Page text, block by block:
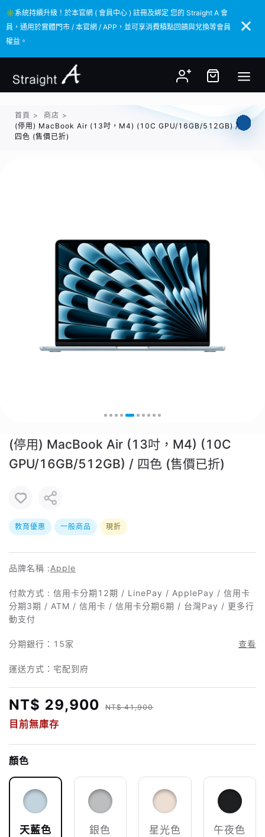
✳️系統持續升級！於本官網 ( 會員中心 ) 註冊及綁定 您的 Straight A 會
員，通用於實體門市 / 本官網 / APP，並可享消費積點回饋與兌換等會員
權益。
✳️系統持續升級！於本官網 ( 會員中心 ) 註冊及綁定 您的 Straight A 會
員，通用於實體門市 / 本官網 / APP，並可享消費積點回饋與兌換等會員
權益。
首頁 > 商店 >
(停用) MacBook Air (13吋，M4) (10C GPU/16GB/512GB) /
四色 (售價已折)
(停用) MacBook Air (13吋，M4) (10C
GPU/16GB/512GB) / 四色 (售價已折)
教育優惠 一般商品 現折
品牌名稱 :Apple
付款方式 : 信用卡分期12期 / LinePay / ApplePay / 信用卡
分期3期 / ATM / 信用卡 / 信用卡分期6期 / 台灣Pay / 更多行
動支付
分期銀行： 15家 查看
運送方式：宅配到府
NT$ 29,900 NT$ 41,900
目前無庫存
顏色
天藍色 銀色 星光色 午夜色